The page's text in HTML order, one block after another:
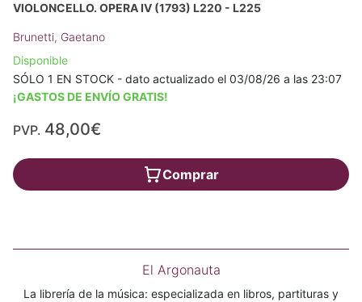
VIOLONCELLO. OPERA IV (1793) L220 - L225
Brunetti, Gaetano
Disponible
SÓLO 1 EN STOCK - dato actualizado el 03/08/26 a las 23:07
¡GASTOS DE ENVÍO GRATIS!
PVP. 48,00€
Comprar
El Argonauta
La librería de la música: especializada en libros, partituras y